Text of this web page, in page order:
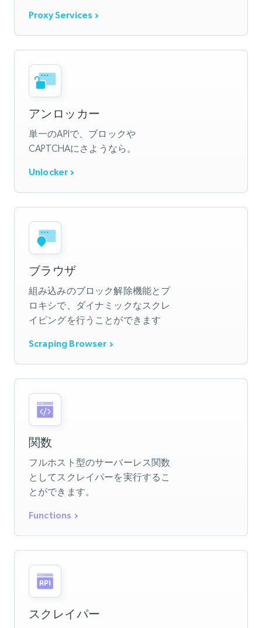
Proxy Services
アンロッカー
単一のAPIで、ブロックや
CAPTCHAにさようなら。
Unlocker
ブラウザ
組み込みのブロック解除機能とプ
ロキシで、ダイナミックなスクレ
イピングを行うことができます
Scraping Browser
関数
フルホスト型のサーバーレス関数
としてスクレイパーを実行するこ
とができます。
Functions
スクレイパー